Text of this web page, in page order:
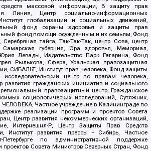
средств массовой информации, В защиту прав
Линия, Центр социально-информационных
глобализации и социальных движений,
фонд охраны здоровья и защиты прав
фонд помощи осужденным и их семьям, Фонд
тайга, Так-Так-Так, центр Сова, центр
губерния, Эра здоровья, Мемориал,
Левады, Издательство Парк Гагарина, Фонд
Рылькова, Сфера, Уральская правозащитная
СИБАЛЬТ, Институт прав человека, Фонд защиты
исследовательский центр по правам человека,
развития гражданских инициатив и социального
правозащитный центр, Гражданское
социологических исследований, Сутяжник,
Частное учреждение в Калининграде по
реализации программ и проектов Совета
Центр развития некоммерческих организаций,
Интернешнл-Р, Центр Защиты Прав Средств
Институт развития прессы - Сибирь, Частное
по административной поддержке
Совета Министров Северных Стран, Фонд